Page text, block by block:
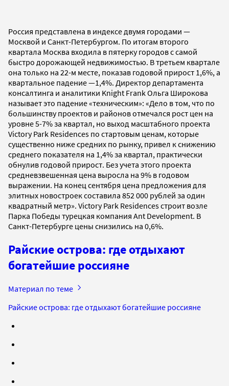
Россия представлена в индексе двумя городами —
Москвой и Санкт-Петербургом. По итогам второго
квартала Москва входила в пятерку городов с самой
быстро дорожающей недвижимостью. В третьем квартале
она только на 22-м месте, показав годовой прирост 1,6%, а
квартальное падение —1,4%. Директор департамента
консалтинга и аналитики Knight Frank Ольга Широкова
называет это падение «техническим»: «Дело в том, что по
большинству проектов и районов отмечался рост цен на
уровне 5-7% за квартал, но выход масштабного проекта
Victory Park Residences по стартовым ценам, которые
существенно ниже средних по рынку, привел к снижению
среднего показателя на 1,4% за квартал, практически
обнулив годовой прирост. Без учета этого проекта
средневзвешенная цена выросла на 9% в годовом
выражении. На конец сентября цена предложения для
элитных новостроек составила 852 000 рублей за один
квадратный метр». Victory Park Residences строит возле
Парка Победы турецкая компания Ant Development. В
Санкт-Петербурге цены снизились на 0,6%.
Райские острова: где отдыхают
богатейшие россияне
Материал по теме
Райские острова: где отдыхают богатейшие россияне